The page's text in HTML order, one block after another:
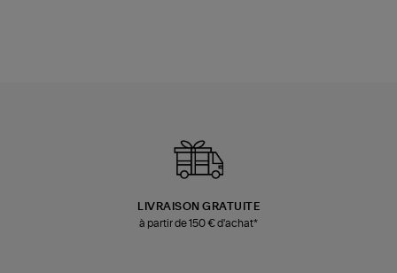
LIVRAISON GRATUITE
à partir de 150 € d'achat*